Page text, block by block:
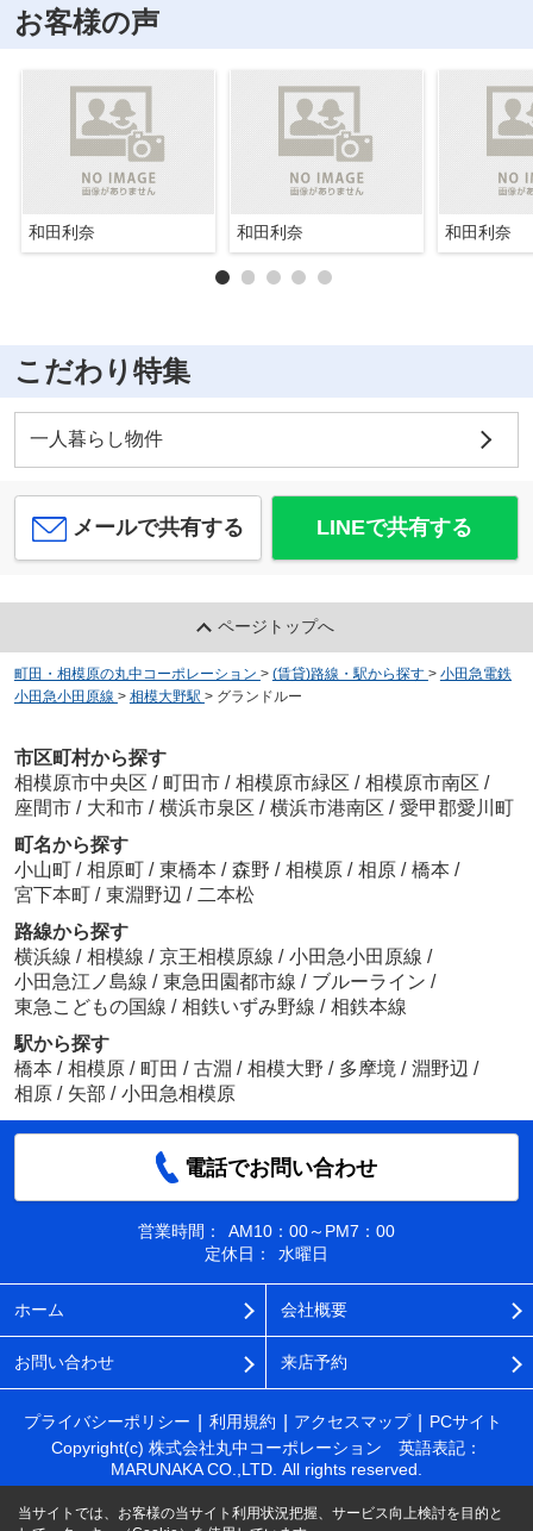
お客様の声
和田利奈 和田利奈 和田利奈
こだわり特集
一人暮らし物件
メールで共有する LINEで共有する
ページトップへ
町田・相模原の丸中コーポレーション > (賃貸)路線・駅から探す > 小田急電鉄
小田急小田原線 > 相模大野駅 > グランドルー
市区町村から探す
相模原市中央区 / 町田市 / 相模原市緑区 / 相模原市南区 /
座間市 / 大和市 / 横浜市泉区 / 横浜市港南区 / 愛甲郡愛川町
町名から探す
小山町 / 相原町 / 東橋本 / 森野 / 相模原 / 相原 / 橋本 /
宮下本町 / 東淵野辺 / 二本松
路線から探す
横浜線 / 相模線 / 京王相模原線 / 小田急小田原線 /
小田急江ノ島線 / 東急田園都市線 / ブルーライン /
東急こどもの国線 / 相鉄いずみ野線 / 相鉄本線
駅から探す
橋本 / 相模原 / 町田 / 古淵 / 相模大野 / 多摩境 / 淵野辺 /
相原 / 矢部 / 小田急相模原
電話でお問い合わせ
営業時間：
AM10：00～PM7：00
定休日：
水曜日
ホーム 会社概要
お問い合わせ 来店予約
プライバシーポリシー 利用規約 アクセスマップ
PCサイト
Copyright(c) 株式会社丸中コーポレーション 英語表記：
MARUNAKA CO.,LTD. All rights reserved.
当サイトでは、お客様の当サイト利用状況把握、サービス向上検討を目的と